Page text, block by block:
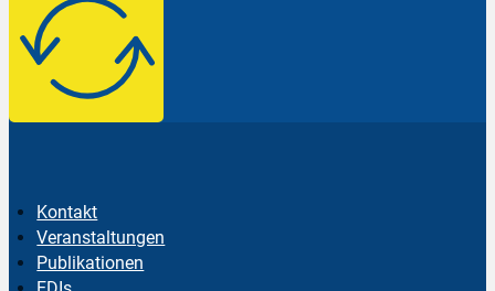
Kontakt
Veranstaltungen
Publikationen